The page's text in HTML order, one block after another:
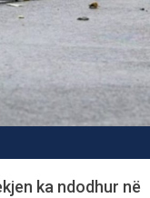
ka ndodhur në